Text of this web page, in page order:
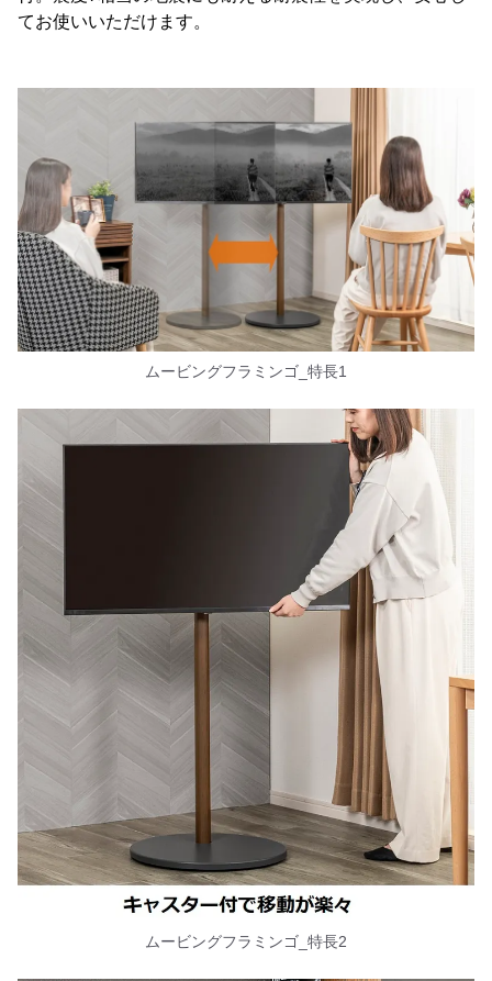
てお使いいただけます。
ムービングフラミンゴ_特長1
ムービングフラミンゴ_特長2